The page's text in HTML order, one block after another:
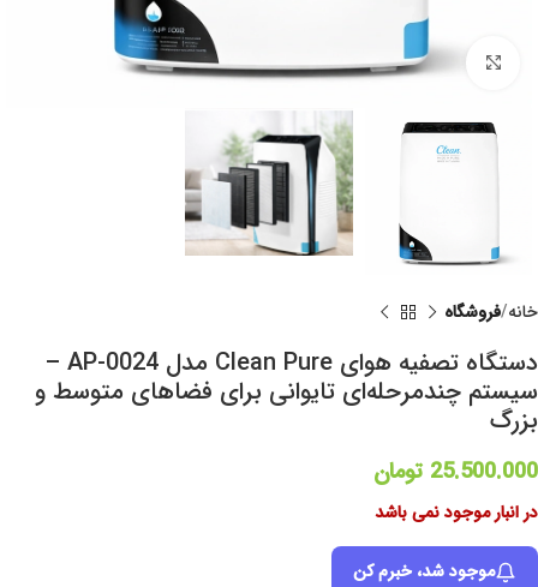
برای بزرگنمایی کلیک کنید
خانه فروشگاه
دستگاه تصفیه هوای Clean Pure مدل AP-0024 –
سیستم چندمرحله‌ای تایوانی برای فضاهای متوسط و
بزرگ
25.500.000 تومان
در انبار موجود نمی باشد
موجود شد، خبرم کن